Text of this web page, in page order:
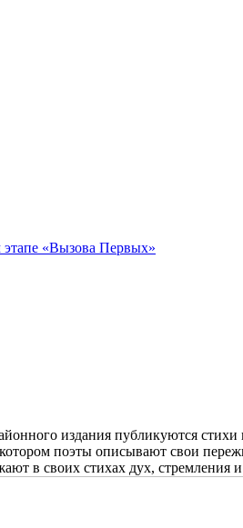
«Вызова Первых»
издания публикуются
поэты описывают свои
в своих стихах дух, стремления